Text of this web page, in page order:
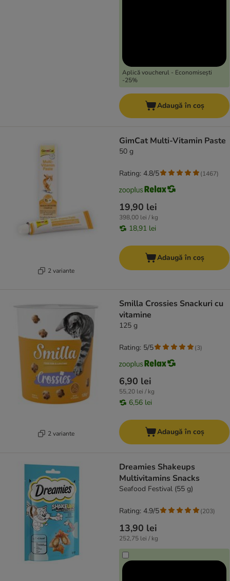
Aplică voucherul - Economisești
-25%
Adaugă în coș
2 variante
GimCat Multi-Vitamin Paste
50 g
19,90 lei
398,00 lei / kg
18,91 lei
Rating: 4.8/5 (1467)
Adaugă în coș
2 variante
Smilla Crossies Snackuri cu
vitamine
125 g
6,90 lei
55,20 lei / kg
6,56 lei
Rating: 5/5 (3)
Adaugă în coș
Dreamies Shakeups
Multivitamins Snacks
Seafood Festival (55 g)
13,90 lei
252,75 lei / kg
Rating: 4.9/5 (203)